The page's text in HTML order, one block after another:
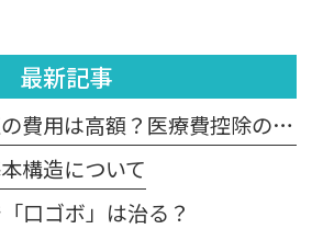
最新記事
マウスピース矯正の費用は高額？医療費控除の適用は？
構造について
口ゴボ」は治る？